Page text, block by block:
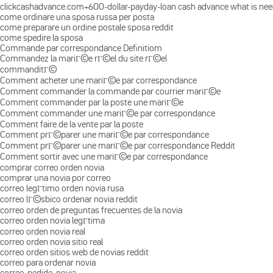
clickcashadvance.com+600-dollar-payday-loan cash advance what is
come ordinare una sposa russa per posta
come preparare un ordine postale sposa reddit
come spedire la sposa
Commande par correspondance Definitiom
Commandez la mariГ©e rГ©el du site rГ©el
commanditГ©
Comment acheter une mariГ©e par correspondance
Comment commander la commande par courrier mariГ©e
Comment commander par la poste une mariГ©e
Comment commander une mariГ©e par correspondance
Comment faire de la vente par la poste
Comment prГ©parer une mariГ©e par correspondance
Comment prГ©parer une mariГ©e par correspondance Reddit
Comment sortir avec une mariГ©e par correspondance
comprar correo orden novia
comprar una novia por correo
correo legГ­timo orden novia rusa
correo lГ©sbico ordenar novia reddit
correo orden de preguntas frecuentes de la novia
correo orden novia legГ­tima
correo orden novia real
correo orden novia sitio real
correo orden sitios web de novias reddit
correo para ordenar novia